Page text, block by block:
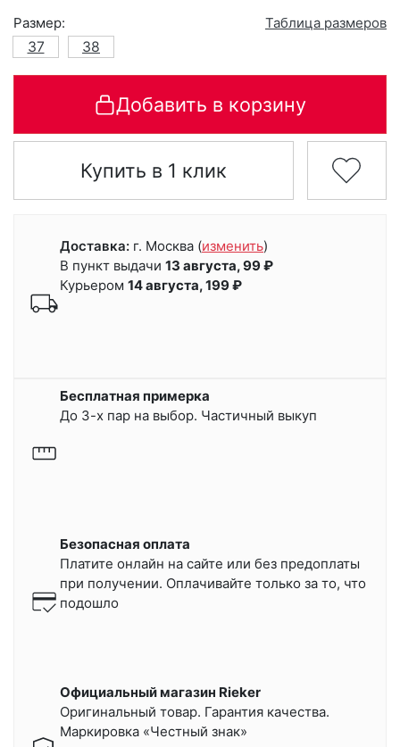
Размер:
Таблица размеров
37
38
Добавить в корзину
Купить в 1 клик
Доставка: г. Москва (изменить)
В пункт выдачи 13 августа, 99 ₽
Курьером 14 августа, 199 ₽
Бесплатная примерка
До 3-х пар на выбор. Частичный выкуп
Безопасная оплата
Платите онлайн на сайте или без предоплаты
при получении. Оплачивайте только за то, что
подошло
Официальный магазин Rieker
Оригинальный товар. Гарантия качества.
Маркировка «Честный знак»